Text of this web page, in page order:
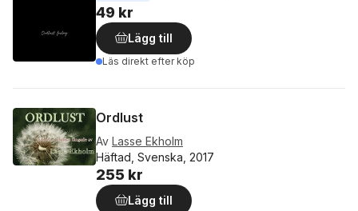
49 kr
Lägg till
Läs direkt efter köp
Ordlust
Av Lasse Ekholm
Häftad, Svenska, 2017
255 kr
Lägg till